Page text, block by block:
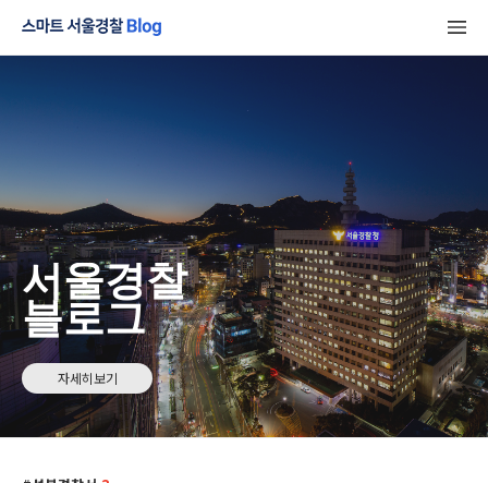
서울경찰
블로그
자세히보기